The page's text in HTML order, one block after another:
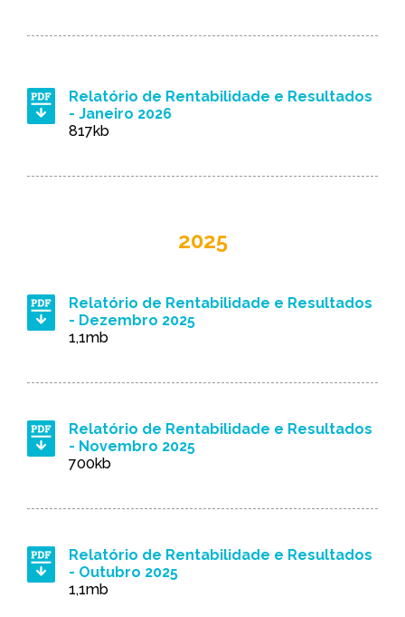
Relatório de Rentabilidade e Resultados
- Janeiro 2026
817kb
2025
Relatório de Rentabilidade e Resultados
- Dezembro 2025
1,1mb
Relatório de Rentabilidade e Resultados
- Novembro 2025
700kb
Relatório de Rentabilidade e Resultados
- Outubro 2025
1,1mb